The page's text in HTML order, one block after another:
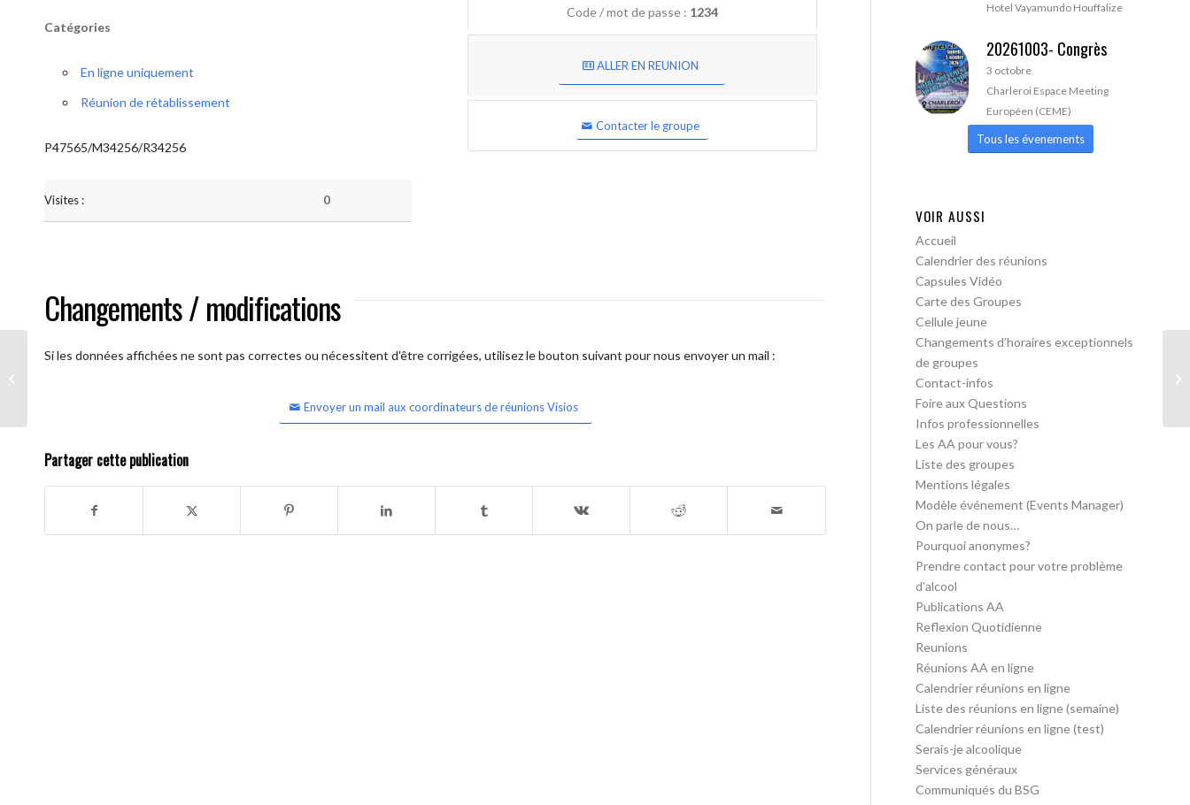
Catégories
En ligne uniquement
Réunion de rétablissement
P47565/M34256/R34256
Visites : 0
Code / mot de passe : 1234
ALLER EN REUNION
Contacter le groupe
Changements / modifications
Si les données affichées ne sont pas correctes ou nécessitent d'être corrigées, utilisez le bouton suivant pour nous envoyer un mail :
Envoyer un mail aux coordinateurs de réunions Visios
Partager cette publication
Hotel Vayamundo Houffalize
20261003- Congrès
3 octobre
Charleroi Espace Meeting
Européen (CEME)
Tous les évenements
VOIR AUSSI
Accueil
Calendrier des réunions
Capsules Vidéo
Carte des Groupes
Cellule jeune
Changements d’horaires exceptionnels
de groupes
Contact-infos
Foire aux Questions
Infos professionnelles
Les AA pour vous?
Liste des groupes
Mentions légales
Modèle événement (Events Manager)
On parle de nous…
Pourquoi anonymes?
Prendre contact pour votre problème
d’alcool
Publications AA
Reflexion Quotidienne
Reunions
Réunions AA en ligne
Calendrier réunions en ligne
Liste des réunions en ligne (semaine)
Calendrier réunions en ligne (test)
Serais-je alcoolique
Services généraux
Communiqués du BSG